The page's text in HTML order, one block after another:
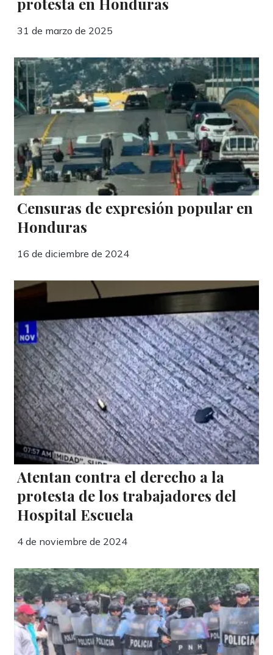
31 de marzo de 2025
Censuras de expresión popular en
Honduras
16 de diciembre de 2024
Atentan contra el derecho a la
protesta de los trabajadores del
Hospital Escuela
4 de noviembre de 2024